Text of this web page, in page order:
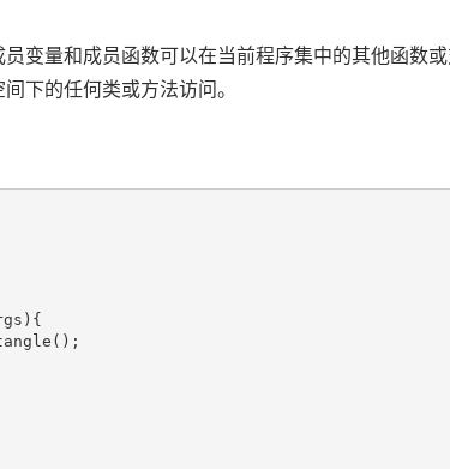
变量和成员函数可以在当前程序集中的其他函数
下的任何类或方法访问。